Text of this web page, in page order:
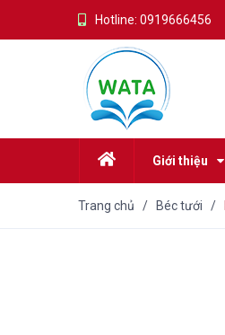
Hotline: 0919666456
Giới thiệu
Trang chủ / Béc tưới /